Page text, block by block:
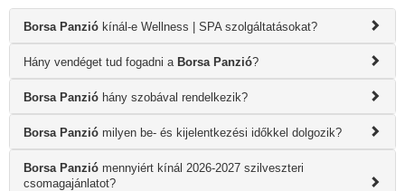
Borsa Panzió kínál-e Wellness | SPA szolgáltatásokat?
Hány vendéget tud fogadni a Borsa Panzió?
Borsa Panzió hány szobával rendelkezik?
Borsa Panzió milyen be- és kijelentkezési időkkel dolgozik?
Borsa Panzió mennyiért kínál 2026-2027 szilveszteri
csomagajánlatot?